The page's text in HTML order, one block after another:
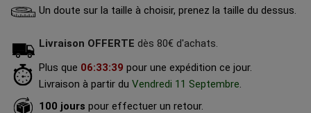
Un doute sur la taille à choisir, prenez la taille du dessus.
Livraison OFFERTE dès 80€ d'achats.
Plus que 06:33:38 pour une expédition ce jour.
Livraison à partir du Vendredi 11 Septembre.
100 jours pour effectuer un retour.